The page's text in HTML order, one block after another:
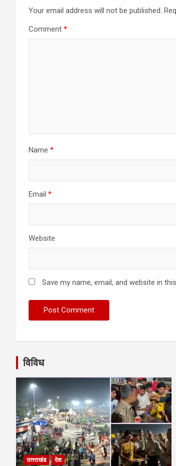
Your email address will not be published.
Comment *
Name *
Email *
Website
Save my name, email, and website in
विविध
उत्तराखंड देश